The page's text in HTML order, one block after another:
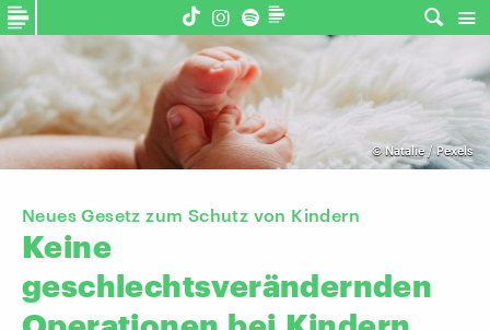
©Natalie / Pexels
Neues Gesetz zum Schutz von Kindern
Keine
geschlechtsverändernden